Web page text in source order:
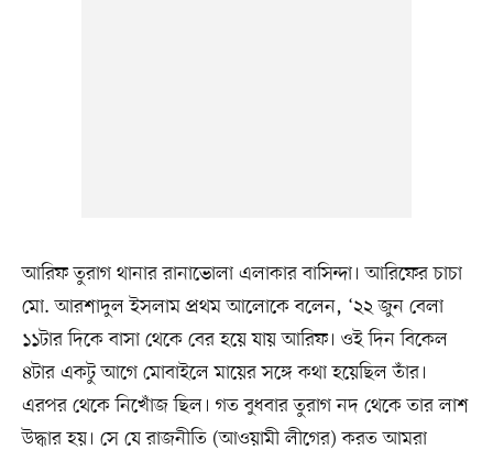
আরিফ তুরাগ থানার রানাভোলা এলাকার বাসিন্দা। আরিফের চাচা
মো. আরশাদুল ইসলাম প্রথম আলোকে বলেন, ‘২২ জুন বেলা
১১টার দিকে বাসা থেকে বের হয়ে যায় আরিফ। ওই দিন বিকেল
৪টার একটু আগে মোবাইলে মায়ের সঙ্গে কথা হয়েছিল তাঁর।
এরপর থেকে নিখোঁজ ছিল। গত বুধবার তুরাগ নদ থেকে তার লাশ
উদ্ধার হয়। সে যে রাজনীতি (আওয়ামী লীগের) করত আমরা